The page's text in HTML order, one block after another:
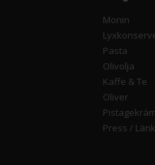
Monin
Pasta
Olivolja
Kaffe & Te
Oliver
Pistagekräm
Press /